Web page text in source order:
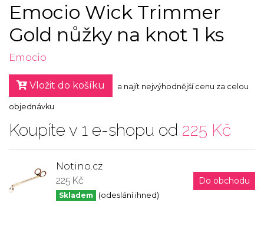
Emocio Wick Trimmer
Gold nůžky na knot 1 ks
Emocio
Vložit do košíku a najít nejvýhodnější cenu za celou
objednávku
Koupíte v 1 e-shopu od 225 Kč
Notino.cz
225 Kč
Skladem (odeslání ihned)
Do obchodu